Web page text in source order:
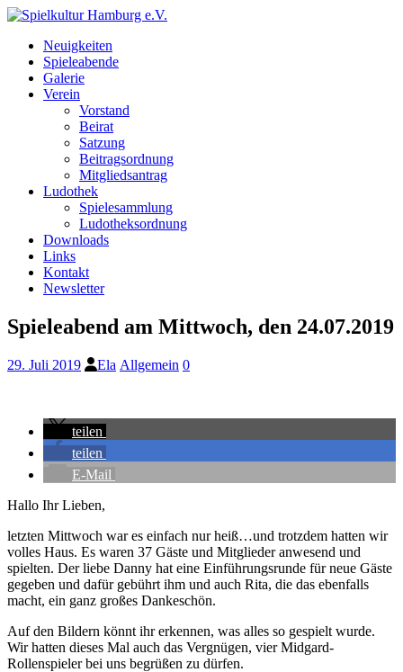
Neuigkeiten
Spieleabende
Galerie
Verein
Vorstand
Beirat
Satzung
Beitragsordnung
Mitgliedsantrag
Ludothek
Spielesammlung
Ludotheksordnung
Downloads
Links
Kontakt
Newsletter
Spieleabend am Mittwoch, den 24.07.2019
29. Juli 2019 Ela Allgemein 0
teilen
teilen
E-Mail
Hallo Ihr Lieben,
letzten Mittwoch war es einfach nur heiß…und trotzdem hatten wir
volles Haus. Es waren 37 Gäste und Mitglieder anwesend und
spielten. Der liebe Danny hat eine Einführungsrunde für neue Gäste
gegeben und dafür gebührt ihm und auch Rita, die das ebenfalls
macht, ein ganz großes Dankeschön.
Auf den Bildern könnt ihr erkennen, was alles so gespielt wurde.
Wir hatten dieses Mal auch das Vergnügen, vier Midgard-
Rollenspieler bei uns begrüßen zu dürfen.